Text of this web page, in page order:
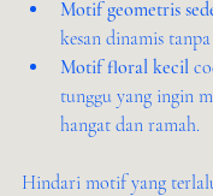
Motif geometris
kesan dinamis
Motif floral kecil
tunggu yang ingin
hangat dan ramah.
Hindari motif yang